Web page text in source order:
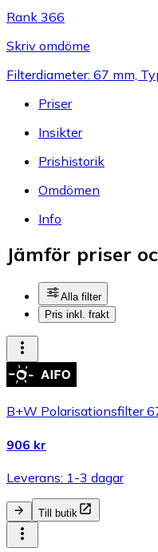
Rank 366
Skriv omdöme
Filterdiameter: 67 mm,
Priser
Insikter
Prishistorik
Omdömen
Info
Jämför priser
Alla filter
Pris inkl. frakt
B+W Polarisationsfilter
906 kr
Leverans: 1-3 dagar
Till butik